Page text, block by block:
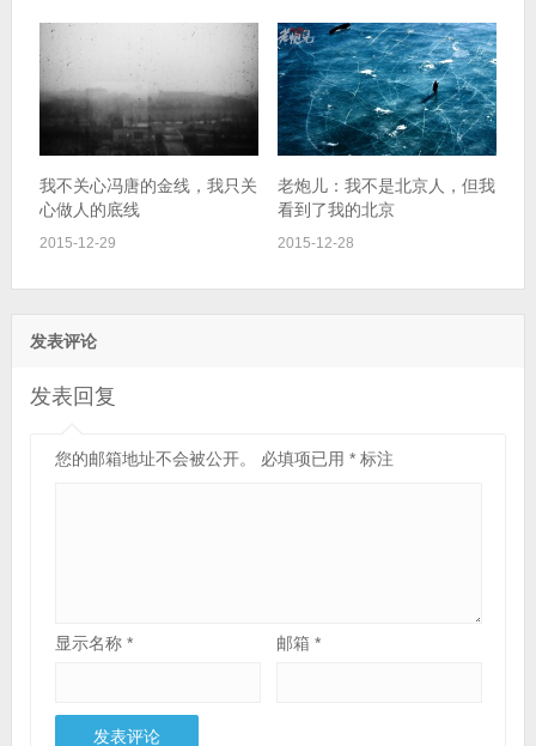
我不关心冯唐的金线，我只关
心做人的底线
2015-12-29
老炮儿：我不是北京人，但我
看到了我的北京
2015-12-28
发表评论
发表回复
您的邮箱地址不会被公开。 必填项已用 *标注
显示名称 * 邮箱*